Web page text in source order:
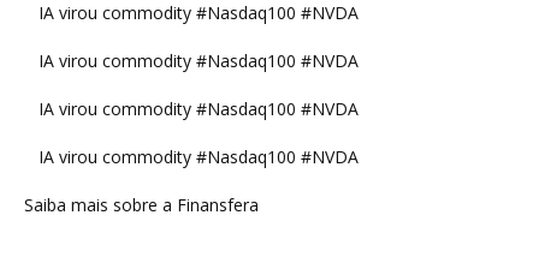
IA virou commodity #Nasdaq100 #NVDA
IA virou commodity #Nasdaq100 #NVDA
IA virou commodity #Nasdaq100 #NVDA
IA virou commodity #Nasdaq100 #NVDA
Saiba mais sobre a Finansfera